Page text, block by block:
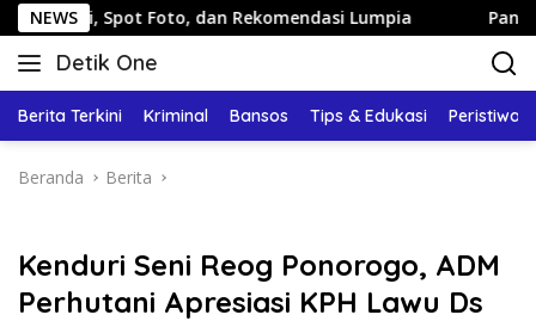
Langsung
ke
konten
NEWS
Foto, dan Rekomendasi Lumpia Panduan Wisata
Detik One
Tajam
Fakta
Berita Terkini Kriminal Bansos Tips & Edukasi Peristiwa
Beranda Berita
Kenduri Seni Reog Ponorogo, ADM
Perhutani Apresiasi KPH Lawu Ds